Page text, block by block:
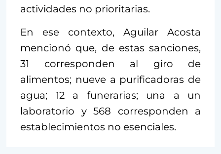
actividades no prioritarias.
En ese contexto, Aguilar Acosta
mencionó que, de estas sanciones,
31 corresponden al giro de
alimentos; nueve a purificadoras de
agua; 12 a funerarias; una a un
laboratorio y 568 corresponden a
establecimientos no esenciales.